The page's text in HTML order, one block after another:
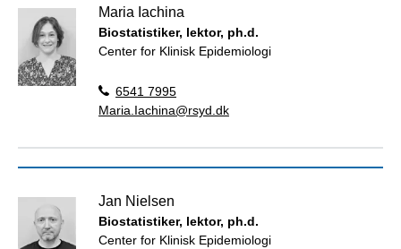
Maria Iachina
Biostatistiker, lektor, ph.d.
Center for Klinisk Epidemiologi
6541 7995
Maria.Iachina@rsyd.dk
Jan Nielsen
Biostatistiker, lektor, ph.d.
Center for Klinisk Epidemiologi